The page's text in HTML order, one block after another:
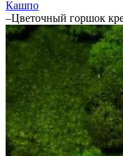
Кашпо
–Цветочный горшок